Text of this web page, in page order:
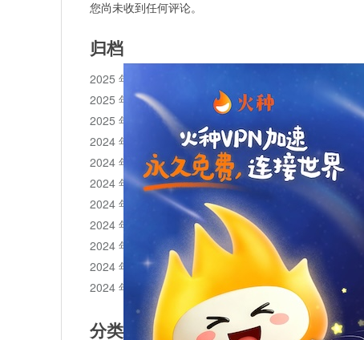
您尚未收到任何评论。
归档
2025 年 11 月
2025 年 10 月
2025 年 1 月
2024 年 12 月
2024 年 11 月
2024 年 10 月
2024 年 9 月
2024 年 8 月
2024 年 7 月
2024 年 6 月
2024 年 5 月
分类目录